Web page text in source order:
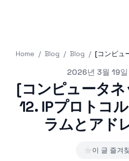
Home / Blog / Blog /
2026년 3월 19일
[コンピュータ
12. IPプロトコ
ラムとアド
⭐이 글 즐겨